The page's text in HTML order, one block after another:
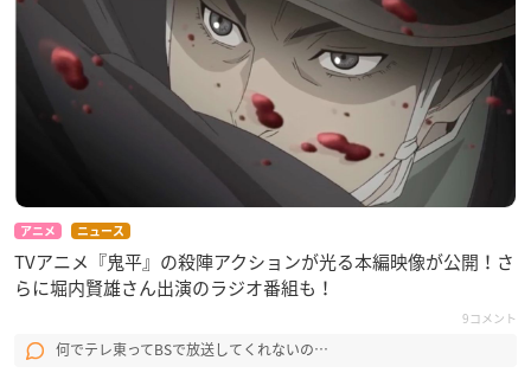
アニメ ニュース
TVアニメ『鬼平』の殺陣アクションが光る本編映像が公開！さ
らに堀内賢雄さん出演のラジオ番組も！
9コメント
何でテレ東ってBSで放送してくれないの…